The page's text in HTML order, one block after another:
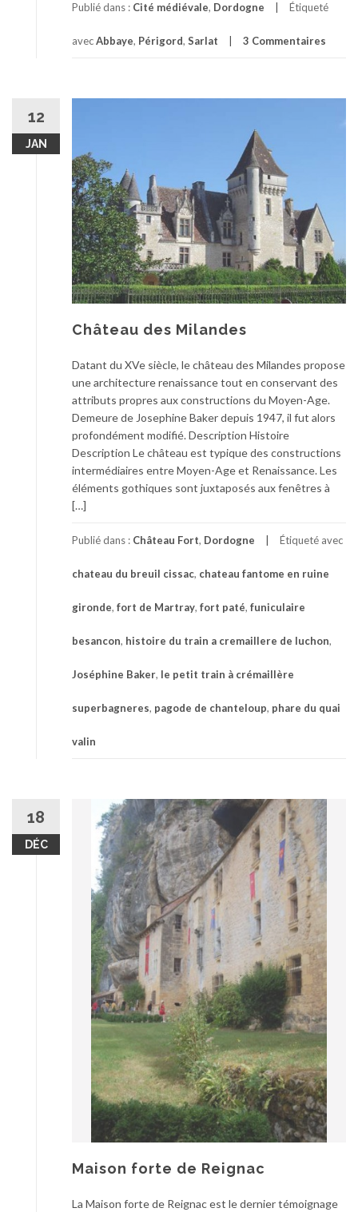
Publié dans : Cité médiévale, Dordogne Étiqueté
avecAbbaye, Périgord, Sarlat 3 Commentaires
12
JAN
Château des Milandes
Datant du XVe siècle, le château des Milandes propose
une architecture renaissance tout en conservant des
attributs propres aux constructions du Moyen-Age.
Demeure de Josephine Baker depuis 1947, il fut alors
profondément modifié. Description Histoire
Description Le château est typique des constructions
intermédiaires entre Moyen-Age et Renaissance. Les
éléments gothiques sont juxtaposés aux fenêtres à
[…]
Publié dans : Château Fort, Dordogne Étiqueté avec
chateau du breuil cissac, chateau fantome en ruine
gironde, fort de Martray, fort paté, funiculaire
besancon, histoire du train a cremaillere de luchon,
Joséphine Baker, le petit train à crémaillère
superbagneres, pagode de chanteloup, phare du quai
valin
18
DÉC
Maison forte de Reignac
La Maison forte de Reignac est le dernier témoignage